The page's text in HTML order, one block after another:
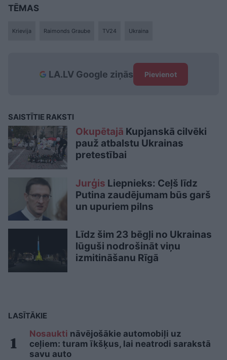
TĒMAS
Krievija Raimonds Graube TV24 Ukraina
LA.LV Google ziņās Pievienot
SAISTĪTIE RAKSTI
Okupētajā Kupjanskā cilvēki
pauž atbalstu Ukrainas
pretestībai
Jurģis Liepnieks: Ceļš līdz
Putina zaudējumam būs garš
un upuriem pilns
Līdz šim 23 bēgļi no Ukrainas
lūguši nodrošināt viņu
izmitināšanu Rīgā
LASĪTĀKIE
Nosaukti nāvējošākie automobiļi uz
ceļiem: turam īkšķus, lai neatrodi sarakstā
savu auto